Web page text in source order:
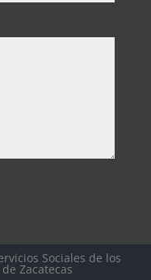
Sociales de los
Zacatecas